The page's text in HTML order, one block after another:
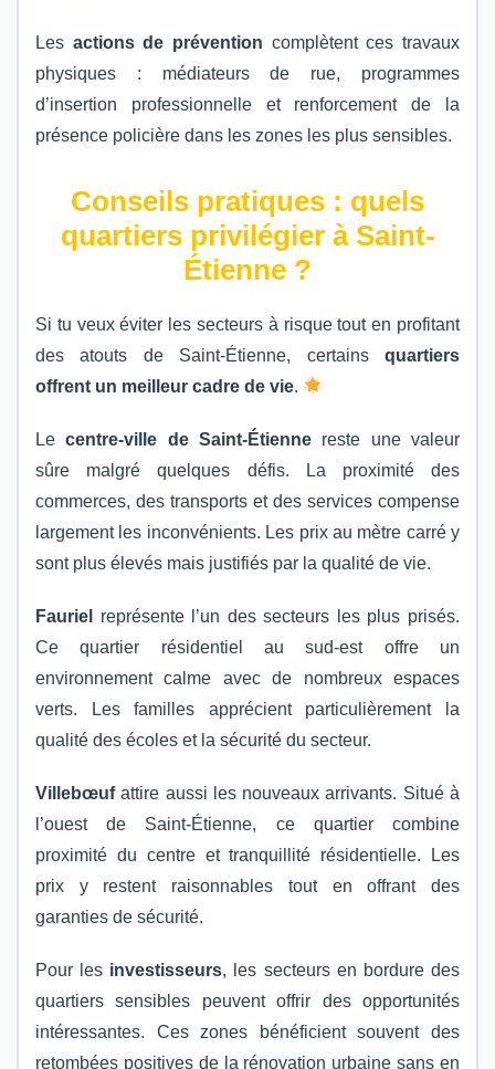
Les actions de prévention complètent ces travaux
physiques : médiateurs de rue, programmes
d’insertion professionnelle et renforcement de la
présence policière dans les zones les plus sensibles.
Conseils pratiques : quels
quartiers privilégier à Saint-
Étienne ?
Si tu veux éviter les secteurs à risque tout en profitant
des atouts de Saint-Étienne, certains quartiers
offrent un meilleur cadre de vie.
Lecentre-ville de Saint-Étienne reste une valeur
sûre malgré quelques défis. La proximité des
commerces, des transports et des services compense
largement les inconvénients. Les prix au mètre carré y
sont plus élevés mais justifiés par la qualité de vie.
Fauriel
représente l’un des secteurs les plus prisés.
Ce quartier résidentiel au sud-est offre un
environnement calme avec de nombreux espaces
verts. Les familles apprécient particulièrement la
qualité des écoles et la sécurité du secteur.
Villebœufattire aussi les nouveaux arrivants. Situé à
l’ouest de Saint-Étienne, ce quartier combine
proximité du centre et tranquillité résidentielle. Les
prix y restent raisonnables tout en offrant des
garanties de sécurité.
Pour les investisseurs, les secteurs en bordure des
quartiers sensibles peuvent offrir des opportunités
intéressantes. Ces zones bénéficient souvent des
retombées positives de la rénovation urbaine sans en